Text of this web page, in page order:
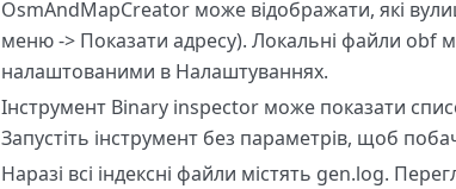
OsmAndMapCreator може відображати, які
меню -> Показати адресу). Локальні файли obf
налаштованими в Налаштуваннях.
Інструмент Binary inspector може показати
Запустіть інструмент без параметрів, щоб
Наразі всі індексні файли містять gen.log.